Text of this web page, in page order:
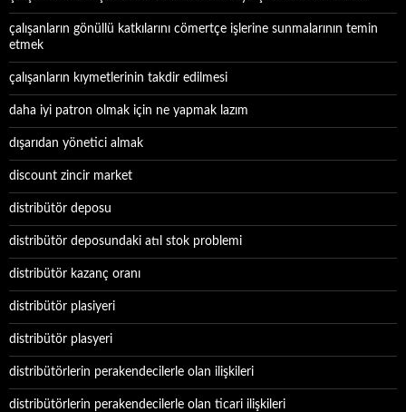
çalışanların gönüllü katkılarını cömertçe işlerine sunmalarının temin
etmek
çalışanların kıymetlerinin takdir edilmesi
daha iyi patron olmak için ne yapmak lazım
dışarıdan yönetici almak
discount zincir market
distribütör deposu
distribütör deposundaki atıl stok problemi
distribütör kazanç oranı
distribütör plasiyeri
distribütör plasyeri
distribütörlerin perakendecilerle olan ilişkileri
distribütörlerin perakendecilerle olan ticari ilişkileri